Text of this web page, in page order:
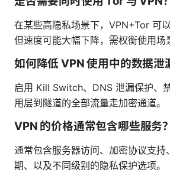
在某些高隐私场景下，VPN+Tor 可
但速度可能大幅下降，需权衡使用场
如何降低 VPN 使用中的数据泄
启用 Kill Switch、DNS 泄漏保护、
用层到隧道的全部流量走加密通道。
VPN 的价格通常包含哪些服务？
通常包含服务器访问、加密协议支持
期、以及不同级别的隐私保护选项。